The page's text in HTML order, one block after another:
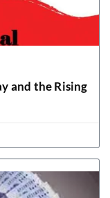
and the Rising